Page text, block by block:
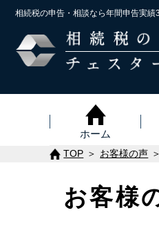
相続税の申告・相談なら年間申告実績
ホーム
TOP お客様の声
お客様